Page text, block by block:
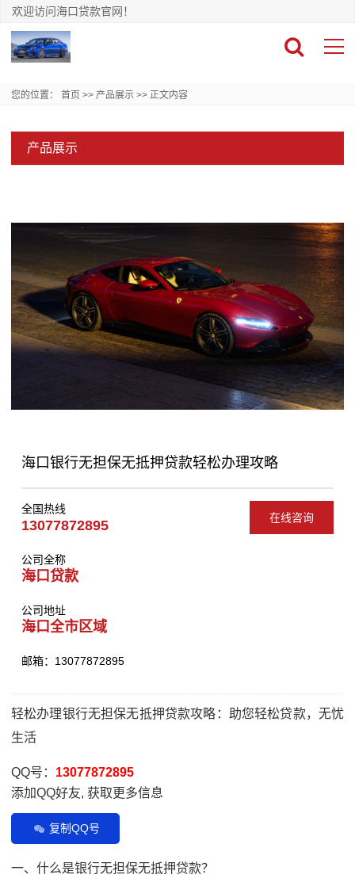
欢迎访问海口贷款官网！
您的位置： 首页 >> 产品展示 >> 正文内容
产品展示
海口银行无担保无抵押贷款轻松办理攻略
在线咨询
全国热线
13077872895
公司全称
海口贷款
公司地址
海口全市区域
邮箱：13077872895
轻松办理银行无担保无抵押贷款攻略：助您轻松贷款，无忧
生活
QQ号： 13077872895
添加QQ好友, 获取更多信息
复制QQ号
一、什么是银行无担保无抵押贷款？